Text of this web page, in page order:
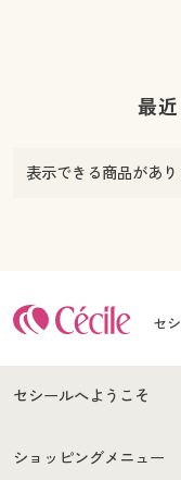
最
表示できる商品があり
セ
セシールへようこそ
はじめての方へ
ショッピングメニュー